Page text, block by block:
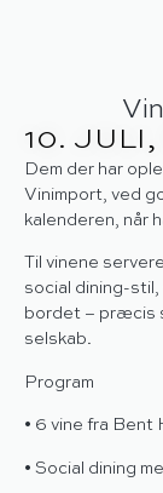
10. JULI ,
Dem der har
Vinimport, ved
kalenderen, når
Til vinene
social dining-stil,
bordet – præcis
selskab.
Program
• 6 vine fra Bent
• Social dining